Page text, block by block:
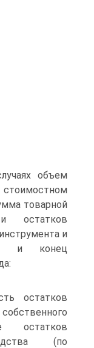
объем
товарной
остатков
и
и конец
остатков
остатков
(по